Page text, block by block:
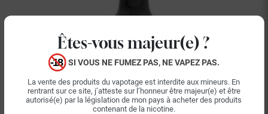
Êtes-vous majeur(e) ?
SI VOUS NE FUMEZ PAS, NE VAPEZ PAS.
La vente des produits du vapotage est interdite aux mineurs. En
rentrant sur ce site, j’atteste sur l’honneur être majeur(e) et être
autorisé(e) par la législation de mon pays à acheter des produits
contenant de la nicotine.